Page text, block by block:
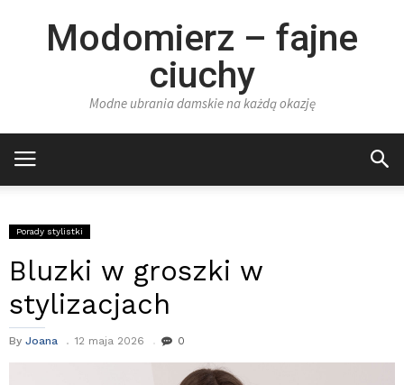
Modomierz – fajne
ciuchy
Modne ubrania damskie na każdą okazję
Porady stylistki
Bluzki w groszki w
stylizacjach
By Joana 12 maja 2026 0